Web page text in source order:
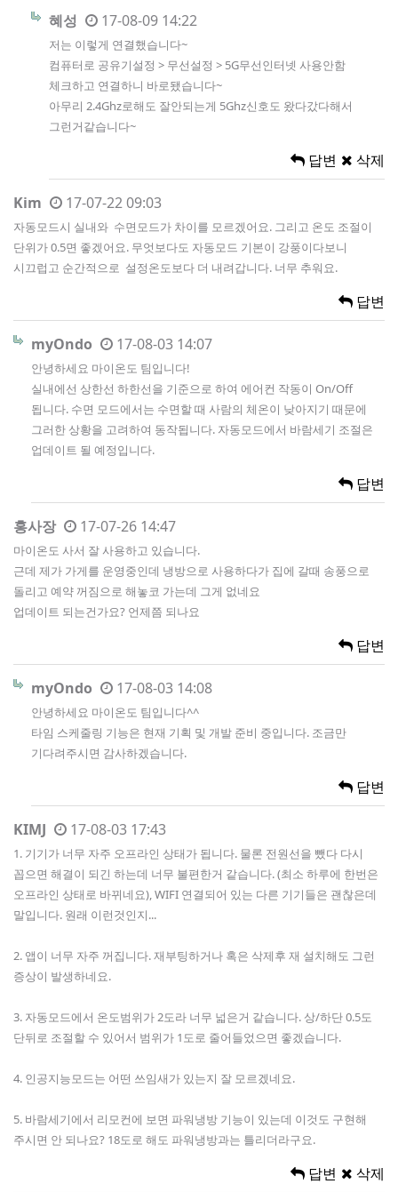
혜성 17-08-09 14:22
저는 이렇게 연결했습니다~
컴퓨터로 공유기설정 > 무선설정 > 5G무선인터넷 사용안함
체크하고 연결하니 바로됐습니다~
아무리 2.4Ghz로해도 잘안되는게 5Ghz신호도 왔다갔다해서
그런거같습니다~
답변 삭제
Kim 17-07-22 09:03
자동모드시 실내와 수면모드가 차이를 모르겠어요. 그리고 온도 조절이
단위가 0.5면 좋겠어요. 무엇보다도 자동모드 기본이 강풍이다보니
시끄럽고 순간적으로 설정온도보다 더 내려갑니다. 너무 추워요.
답변
myOndo 17-08-03 14:07
안녕하세요 마이온도 팀입니다!
실내에선 상한선 하한선을 기준으로 하여 에어컨 작동이 On/Off
됩니다. 수면 모드에서는 수면할 때 사람의 체온이 낮아지기 때문에
그러한 상황을 고려하여 동작됩니다. 자동모드에서 바람세기 조절은
업데이트 될 예정입니다.
답변
홍사장 17-07-26 14:47
마이온도 사서 잘 사용하고 있습니다.
근데 제가 가게를 운영중인데 냉방으로 사용하다가 집에 갈때 송풍으로
돌리고 예약 꺼짐으로 해놓코 가는데 그게 없네요
업데이트 되는건가요? 언제쯤 되나요
답변
myOndo 17-08-03 14:08
안녕하세요 마이온도 팀입니다^^
타임 스케줄링 기능은 현재 기획 및 개발 준비 중입니다. 조금만
기다려주시면 감사하겠습니다.
답변
KIMJ 17-08-03 17:43
1. 기기가 너무 자주 오프라인 상태가 됩니다. 물론 전원선을 뺐다 다시
꼽으면 해결이 되긴 하는데 너무 불편한거 같습니다. (최소 하루에 한번은
오프라인 상태로 바뀌네요), WIFI 연결되어 있는 다른 기기들은 괜찮은데
말입니다. 원래 이런것인지...
2. 앱이 너무 자주 꺼집니다. 재부팅하거나 혹은 삭제후 재 설치해도 그런
증상이 발생하네요.
3. 자동모드에서 온도범위가 2도라 너무 넓은거 같습니다. 상/하단 0.5도
단뒤로 조절할 수 있어서 범위가 1도로 줄어들었으면 좋겠습니다.
4. 인공지능모드는 어떤 쓰임새가 있는지 잘 모르겠네요.
5. 바람세기에서 리모컨에 보면 파워냉방 기능이 있는데 이것도 구현해
주시면 안 되나요? 18도로 해도 파워냉방과는 틀리더라구요.
답변 삭제